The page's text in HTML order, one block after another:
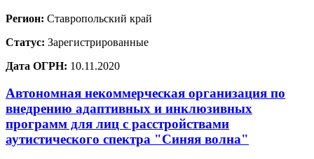
Регион: Ставропольский край
Статус: Зарегистрированные
Дата ОГРН: 10.11.2020
Автономная некоммерческая организация по
внедрению адаптивных и инклюзивных
программ для лиц с расстройствами
аутистического спектра "Синяя волна"